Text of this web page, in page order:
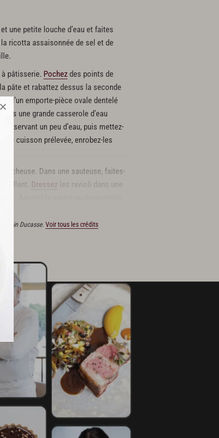
×
une petite louche d’eau et faites
ricotta assaisonnée de sel et de
à pâtisserie. Pochezdes points de
pâte et rabattez dessus la seconde
d’un emporte-pièce ovale dentelé
une grande casserole d’eau
un peu d’eau, puis mettez-
de cuisson prélevée, enrobez-les
Dans une sauteuse, faites-
Dressez les ravioli dans une
Ajoutez la sauce au gorgonzola
Alain Ducasse. Voir tous les crédits